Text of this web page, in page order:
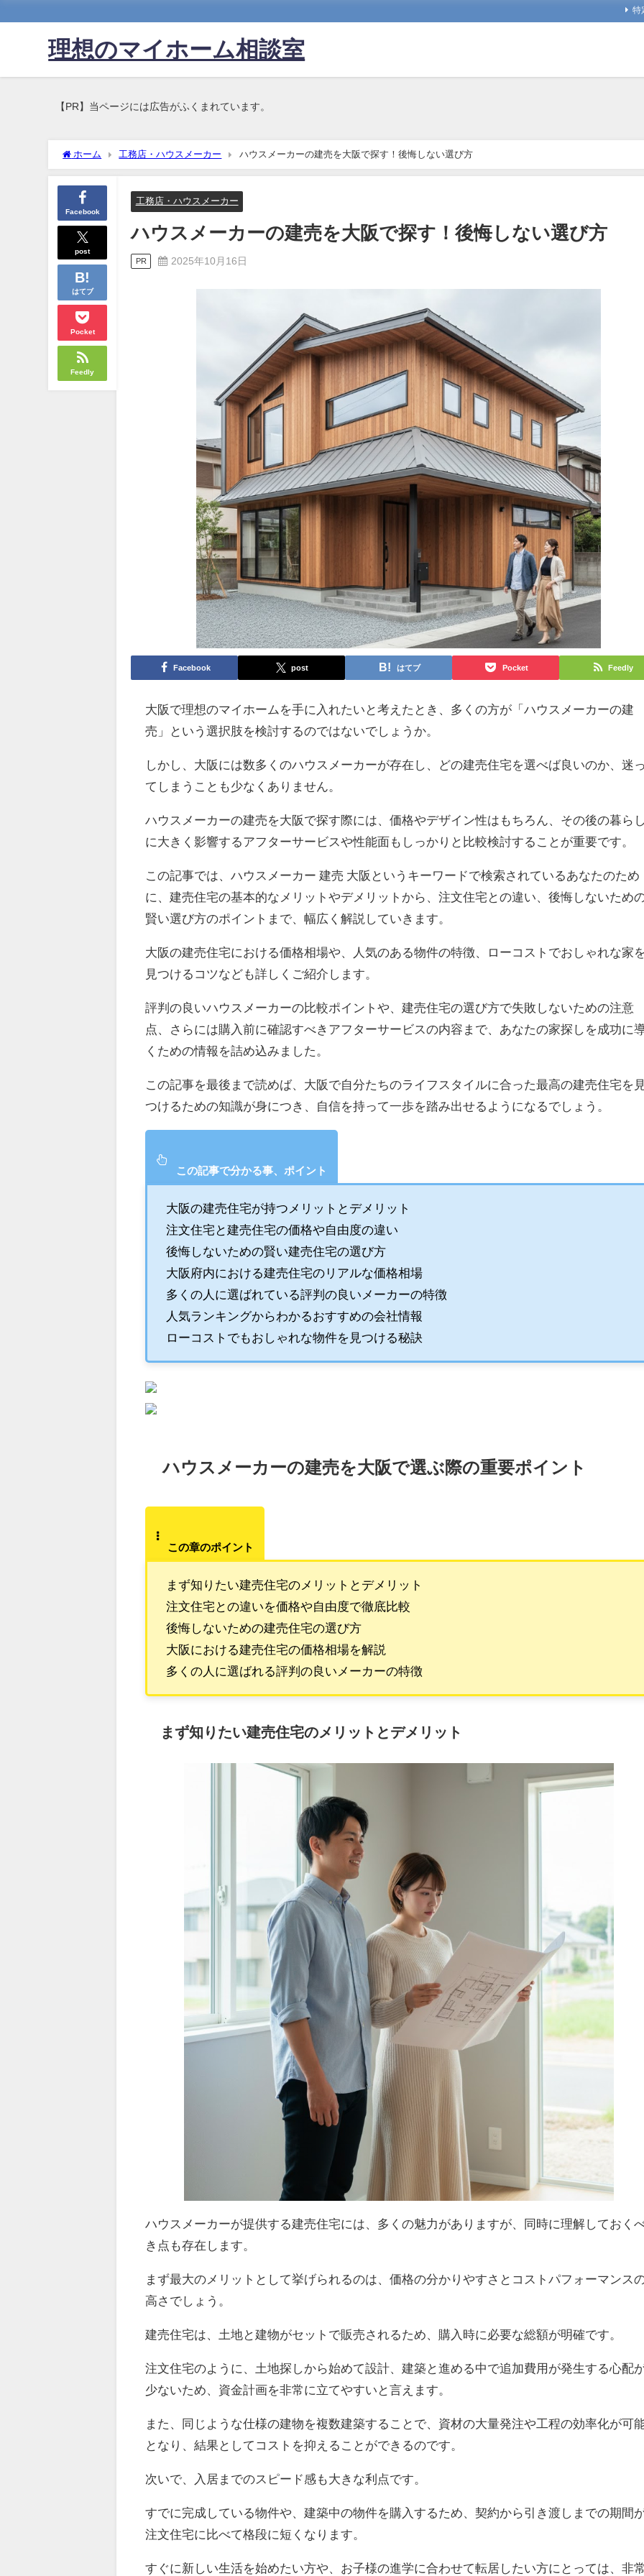
特
理想のマイホーム相談室
【PR】当ページには広告がふくまれています。
ホーム 工務店・ハウスメーカー ハウスメーカーの建売を大阪で探す！後悔しない選び方
Facebook
post
はてブ
Pocket
Feedly
工務店・ハウスメーカー
ハウスメーカーの建売を大阪で探す！後悔しない選び方
PR 2025年10月16日
Facebook post はてブ Pocket Feedly
大阪で理想のマイホームを手に入れたいと考えたとき、多くの方が「ハウスメーカーの建
売」という選択肢を検討するのではないでしょうか。
しかし、大阪には数多くのハウスメーカーが存在し、どの建売住宅を選べば良いのか、迷
てしまうことも少なくありません。
ハウスメーカーの建売を大阪で探す際には、価格やデザイン性はもちろん、その後の暮ら
に大きく影響するアフターサービスや性能面もしっかりと比較検討することが重要です。
この記事では、ハウスメーカー 建売 大阪というキーワードで検索されているあなたのため
に、建売住宅の基本的なメリットやデメリットから、注文住宅との違い、後悔しないため
賢い選び方のポイントまで、幅広く解説していきます。
大阪の建売住宅における価格相場や、人気のある物件の特徴、ローコストでおしゃれな家
見つけるコツなども詳しくご紹介します。
評判の良いハウスメーカーの比較ポイントや、建売住宅の選び方で失敗しないための注意
点、さらには購入前に確認すべきアフターサービスの内容まで、あなたの家探しを成功に
くための情報を詰め込みました。
この記事を最後まで読めば、大阪で自分たちのライフスタイルに合った最高の建売住宅を
つけるための知識が身につき、自信を持って一歩を踏み出せるようになるでしょう。
この記事で分かる事、ポイント
大阪の建売住宅が持つメリットとデメリット
注文住宅と建売住宅の価格や自由度の違い
後悔しないための賢い建売住宅の選び方
大阪府内における建売住宅のリアルな価格相場
多くの人に選ばれている評判の良いメーカーの特徴
人気ランキングからわかるおすすめの会社情報
ローコストでもおしゃれな物件を見つける秘訣
ハウスメーカーの建売を大阪で選ぶ際の重要ポイント
この章のポイント
まず知りたい建売住宅のメリットとデメリット
注文住宅との違いを価格や自由度で徹底比較
後悔しないための建売住宅の選び方
大阪における建売住宅の価格相場を解説
多くの人に選ばれる評判の良いメーカーの特徴
まず知りたい建売住宅のメリットとデメリット
ハウスメーカーが提供する建売住宅には、多くの魅力がありますが、同時に理解しておく
き点も存在します。
まず最大のメリットとして挙げられるのは、価格の分かりやすさとコストパフォーマンス
高さでしょう。
建売住宅は、土地と建物がセットで販売されるため、購入時に必要な総額が明確です。
注文住宅のように、土地探しから始めて設計、建築と進める中で追加費用が発生する心配
少ないため、資金計画を非常に立てやすいと言えます。
また、同じような仕様の建物を複数建築することで、資材の大量発注や工程の効率化が可
となり、結果としてコストを抑えることができるのです。
次いで、入居までのスピード感も大きな利点です。
すでに完成している物件や、建築中の物件を購入するため、契約から引き渡しまでの期間
注文住宅に比べて格段に短くなります。
すぐに新しい生活を始めたい方や、お子様の進学に合わせて転居したい方にとっては、非